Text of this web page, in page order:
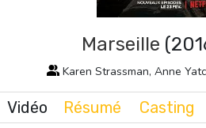
Marseille
Karen Strassman, Anne
Vidéo Résumé Casting